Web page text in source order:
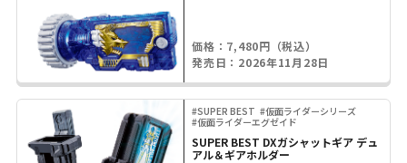
価格：7,480円（税込）
発売日：2026年11月28日
#SUPER BEST #仮面ライダーシリーズ
#仮面ライダーエグゼイド
SUPER BEST DXガシャットギア デュ
アル＆ギアホルダー